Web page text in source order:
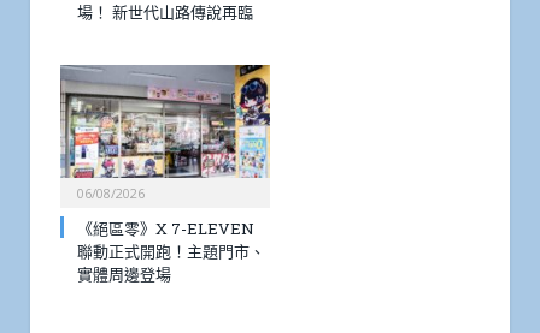
場！ 新世代山路傳說再臨
06/08/2026
《絕區零》X 7-ELEVEN
聯動正式開跑！主題門市、
實體周邊登場